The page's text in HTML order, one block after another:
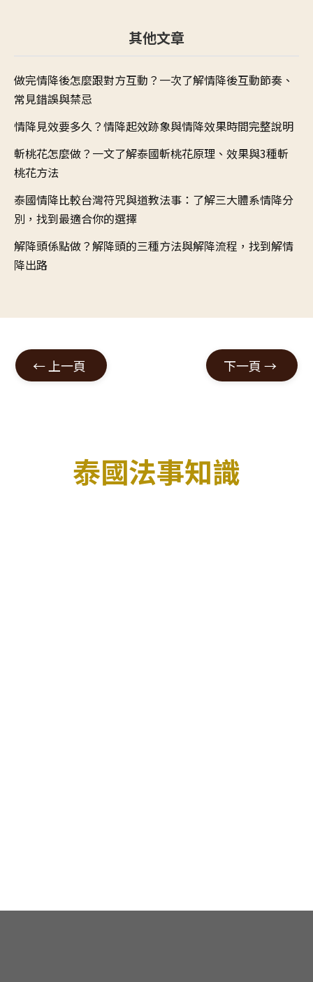
其他文章
做完情降後怎麼跟對方互動？一次了解情降後互動節奏、
常見錯誤與禁忌
情降見效要多久？情降起效跡象與情降效果時間完整說明
斬桃花怎麼做？一文了解泰國斬桃花原理、效果與3種斬
桃花方法
泰國情降比較台灣符咒與道教法事：了解三大體系情降分
別，找到最適合你的選擇
解降頭係點做？解降頭的三種方法與解降流程，找到解情
降出路
←上一頁 下一頁 →
泰國法事知識